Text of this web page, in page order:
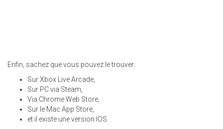
Enfin, sachez que vous pouvez le trouver:
Sur Xbox Live Arcade,
Sur PC via Steam,
Via Chrome Web Store,
Sur le Mac App Store,
et il existe une version IOS.